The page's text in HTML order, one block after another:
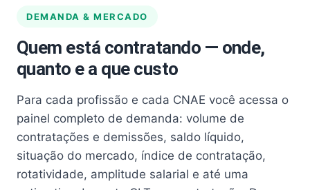
DEMANDA & MERCADO
Quem está contratando — onde,
quanto e a que custo
Para cada profissão e cada CNAE você acessa o
painel completo de demanda: volume de
contratações e demissões, saldo líquido,
situação do mercado, índice de contratação,
rotatividade, amplitude salarial e até uma